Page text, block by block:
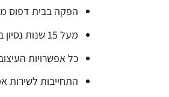
הפקה בבית דפוס
מעל 15 שנות נסיון בהדפסת והפקת לוחות שנה
כל אפשרויות
התחייבות לשירות